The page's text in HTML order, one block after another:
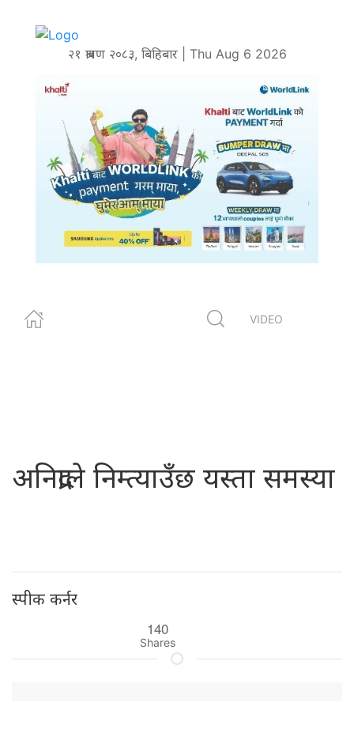
२१ श्रावण २०८३, बिहिबार | Thu Aug 6 2026
VIDEO
अनिद्राले निम्त्याउँछ यस्ता समस्या
स्पीक कर्नर
140
Shares